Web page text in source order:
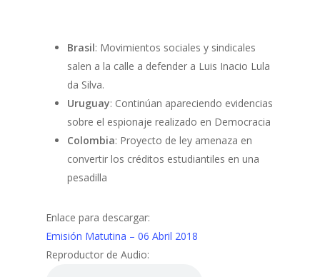
Brasil: Movimientos sociales y sindicales
salen a la calle a defender a Luis Inacio Lula
da Silva.
Uruguay: Continúan apareciendo evidencias
sobre el espionaje realizado en Democracia
Colombia: Proyecto de ley amenaza en
convertir los créditos estudiantiles en una
pesadilla
Enlace para descargar:
Emisión Matutina – 06 Abril 2018
Reproductor de Audio: